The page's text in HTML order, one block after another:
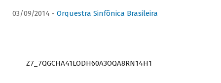
03/09/2014 - Orquestra Sinfônica Brasileira
Z7_7QGCHA41LODH60A3OQA8RN14H1